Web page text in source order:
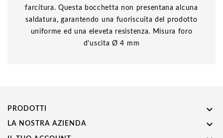
farcitura. Questa bocchetta non presentana alcuna
saldatura, garantendo una fuoriscuita del prodotto
uniforme ed una eleveta resistenza. Misura foro
d'uscita Ø 4 mm
PRODOTTI 
LA NOSTRA AZIENDA 